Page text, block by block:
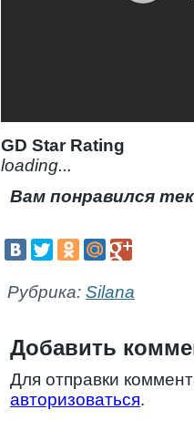
GD Star Rating
loading...
Вам понравился
Рубрика: Silana
Добавить
Для отправки
авторизоваться.